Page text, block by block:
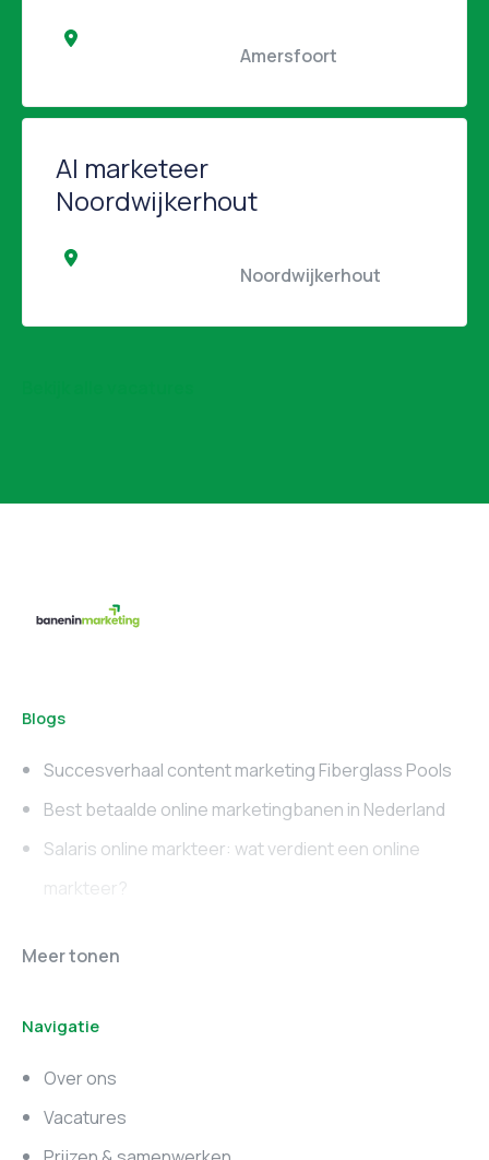
AI marketeer
Noordwijkerhout
Blogs
Succesverhaal content marketing Fiberglass Pools
Best betaalde online marketingbanen in Nederland
Salaris online markteer: wat verdient een online
markteer?
Online marketing
Marketing vacatures
Zuid-Holland
Marketing vacatures
Utrecht
Meer tonen
Navigatie
Over ons
Vacatures